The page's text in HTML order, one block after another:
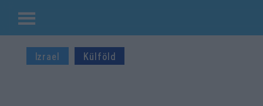
Kilépés
tartalomba
Izrael Külföld